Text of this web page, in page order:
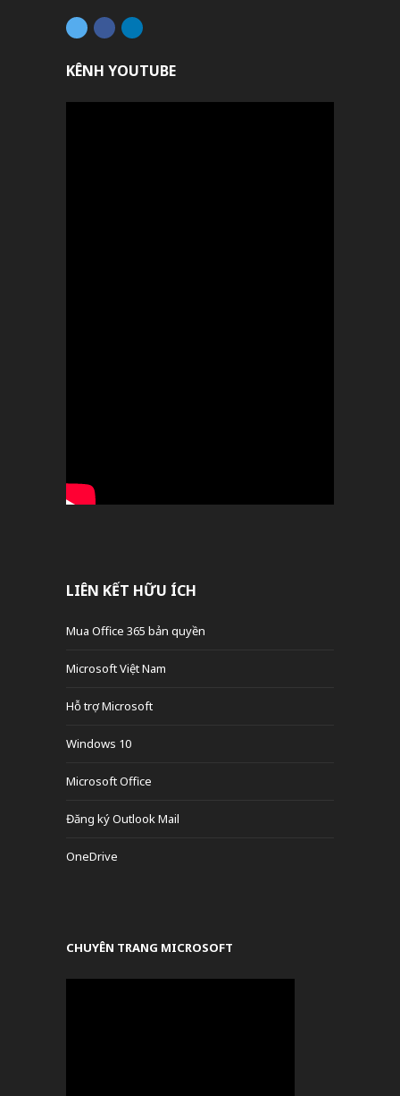
KÊNH YOUTUBE
LIÊN KẾT HỮU ÍCH
Mua Office 365 bản quyền
Microsoft Việt Nam
Hỗ trợ Microsoft
Windows 10
Microsoft Office
Đăng ký Outlook Mail
OneDrive
CHUYÊN TRANG MICROSOFT